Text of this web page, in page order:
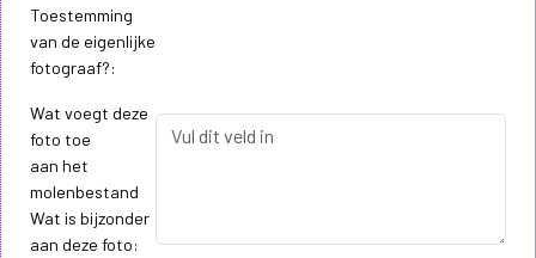
Toestemming
van de eigenlijke
fotograaf?:
Wat voegt deze
foto toe
aan het
molenbestand
Wat is bijzonder
aan deze foto: